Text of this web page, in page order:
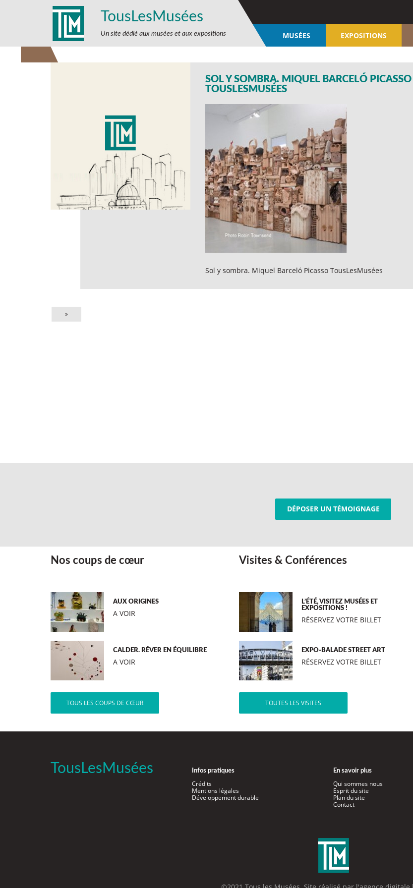
TousLesMusées
Un site dédié aux musées et aux expositions MUSÉES EXPOSITIONS
SOL Y SOMBRA. MIQUEL BARCELÓ PICASSO
TOUSLESMUSÉES
Sol y sombra. Miquel Barceló Picasso TousLesMusées
»
DÉPOSER UN TÉMOIGNAGE
Nos coups de cœur
AUX ORIGINES
A VOIR
CALDER. RÊVER EN ÉQUILIBRE
A VOIR
TOUS LES COUPS DE CŒUR
Visites & Conférences
L’ÉTÉ, VISITEZ MUSÉES ET
EXPOSITIONS !
RÉSERVEZ VOTRE BILLET
EXPO-BALADE STREET ART
RÉSERVEZ VOTRE BILLET
TOUTES LES VISITES
TousLesMusées Infos pratiques
Crédits
Mentions légales
Développement durable
En savoir plus
Qui sommes nous
Esprit du site
Plan du site
Contact